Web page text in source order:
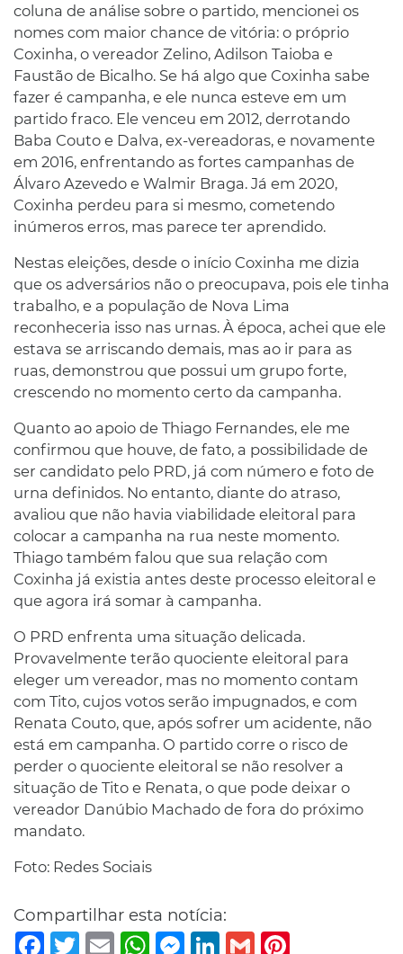
coluna de análise sobre o partido, mencionei os
nomes com maior chance de vitória: o próprio
Coxinha, o vereador Zelino, Adilson Taioba e
Faustão de Bicalho. Se há algo que Coxinha sabe
fazer é campanha, e ele nunca esteve em um
partido fraco. Ele venceu em 2012, derrotando
Baba Couto e Dalva, ex-vereadoras, e novamente
em 2016, enfrentando as fortes campanhas de
Álvaro Azevedo e Walmir Braga. Já em 2020,
Coxinha perdeu para si mesmo, cometendo
inúmeros erros, mas parece ter aprendido.
Nestas eleições, desde o início Coxinha me dizia
que os adversários não o preocupava, pois ele tinha
trabalho, e a população de Nova Lima
reconheceria isso nas urnas. À época, achei que ele
estava se arriscando demais, mas ao ir para as
ruas, demonstrou que possui um grupo forte,
crescendo no momento certo da campanha.
Quanto ao apoio de Thiago Fernandes, ele me
confirmou que houve, de fato, a possibilidade de
ser candidato pelo PRD, já com número e foto de
urna definidos. No entanto, diante do atraso,
avaliou que não havia viabilidade eleitoral para
colocar a campanha na rua neste momento.
Thiago também falou que sua relação com
Coxinha já existia antes deste processo eleitoral e
que agora irá somar à campanha.
O PRD enfrenta uma situação delicada.
Provavelmente terão quociente eleitoral para
eleger um vereador, mas no momento contam
com Tito, cujos votos serão impugnados, e com
Renata Couto, que, após sofrer um acidente, não
está em campanha. O partido corre o risco de
perder o quociente eleitoral se não resolver a
situação de Tito e Renata, o que pode deixar o
vereador Danúbio Machado de fora do próximo
mandato.
Foto: Redes Sociais
Compartilhar esta notícia:
Facebook
TwitterEmail WhatsAppMessenger
LinkedIn
Gmail